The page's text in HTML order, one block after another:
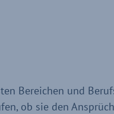
Bereichen und
ob sie den